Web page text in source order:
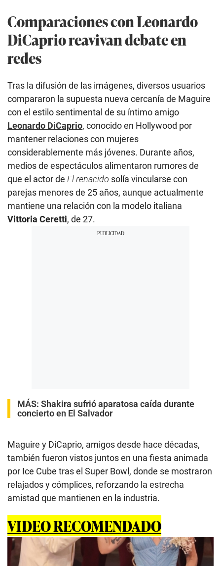
Comparaciones con Leonardo
DiCaprio reavivan debate en
redes
Tras la difusión de las imágenes, diversos usuarios
compararon la supuesta nueva cercanía de Maguire
con el estilo sentimental de su íntimo amigo
Leonardo DiCaprio, conocido en Hollywood por
mantener relaciones con mujeres
considerablemente más jóvenes. Durante años,
medios de espectáculos alimentaron rumores de
que el actor de El renacido solía vincularse con
parejas menores de 25 años, aunque actualmente
mantiene una relación con la modelo italiana
Vittoria Ceretti, de 27.
MÁS: Shakira sufrió aparatosa caída durante
concierto en El Salvador
Maguire y DiCaprio, amigos desde hace décadas,
también fueron vistos juntos en una fiesta animada
por Ice Cube tras el Super Bowl, donde se mostraron
relajados y cómplices, reforzando la estrecha
amistad que mantienen en la industria.
VIDEO RECOMENDADO